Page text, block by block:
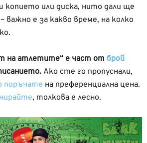
или диска, нито дали ще
е за какво време, на колко
на атлетите“ е част от брой
Ако сте го пропуснали,
поръчате на преференциална цена.
, толкова е лесно.